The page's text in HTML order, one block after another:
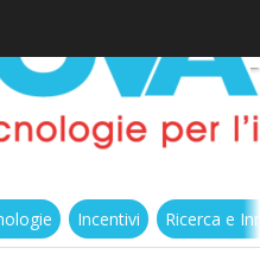
Incentivi Ricerca e